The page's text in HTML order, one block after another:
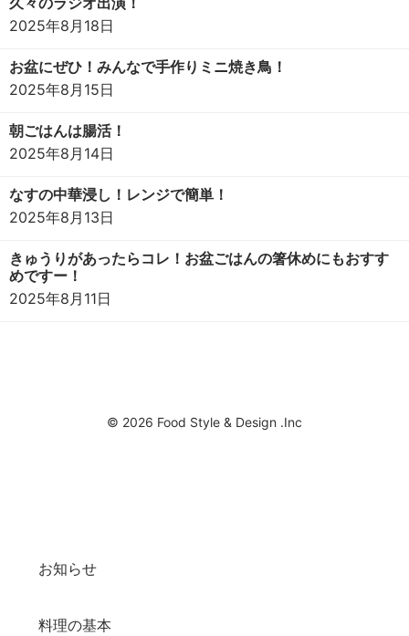
2025年8月18日
お盆にぜひ！みんなで手作りミニ焼き鳥！
2025年8月15日
朝ごはんは腸活！
2025年8月14日
なすの中華浸し！レンジで簡単！
2025年8月13日
きゅうりがあったらコレ！お盆ごはんの箸休めにもおすす
めですー！
2025年8月11日
© 2026 Food Style & Design .Inc
お知らせ
料理の基本